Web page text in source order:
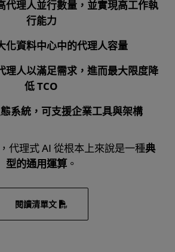
代理人並行數量，並實現高工作執
行能力
化資料中心中的代理人容量
理人以滿足需求，進而最大限度降
低 TCO
系統 ，可支援企業工具與架構
代理式 AI 從根本上來說是一種典
型的通用運算。
閱讀清單文